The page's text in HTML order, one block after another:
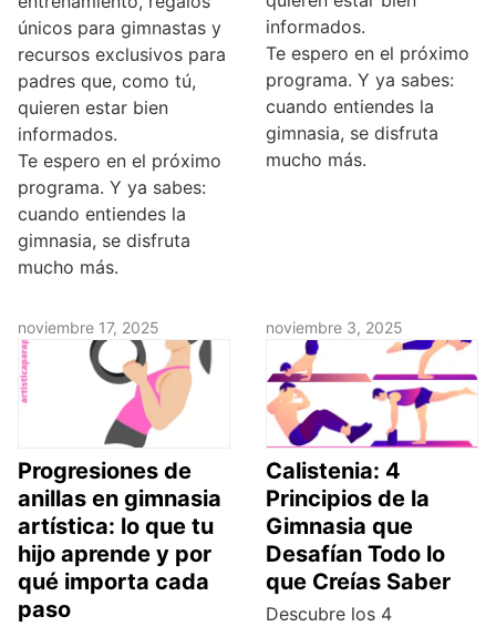
únicos para gimnastas y
recursos exclusivos para
padres que, como tú,
quieren estar bien
informados.
Te espero en el próximo
programa. Y ya sabes:
cuando entiendes la
gimnasia, se disfruta
mucho más.
informados.
Te espero en el próximo
programa. Y ya sabes:
cuando entiendes la
gimnasia, se disfruta
mucho más.
noviembre 17, 2025
Progresiones de
anillas en gimnasia
artística: lo que tu
hijo aprende y por
qué importa cada
paso
noviembre 3, 2025
Calistenia: 4
Principios de la
Gimnasia que
Desafían Todo lo
que Creías Saber
Descubre los 4